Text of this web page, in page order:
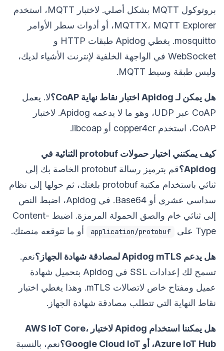
بروتوكول MQTT بشكل أصلي. لاختبار MQTT، استخدم
MQTTX، MQTT Explorer، أو أدوات سطر الأوامر
mosquitto. يغطي Apidog طبقات HTTP و
WebSocket في الواجهة الخلفية لإنترنت الأشياء لديك،
وليس طبقة وسيط MQTT.
هل يمكن لـ Apidog اختبار نقاط نهاية CoAP؟
لا. يعمل
CoAP عبر UDP، وهو ما لا يدعمه Apidog. لاختبار
CoAP، استخدم copper4cr أو libcoap.
كيف يمكنني اختبار حمولات protobuf الثنائية في
Apidog؟
قم بترميز رسالة protobuf الخاصة بك إلى
ثنائي باستخدام مكتبة protobuf بلغتك، ثم حولها إلى نظام
سداسي عشري أو Base64. في Apidog، اضبط النص
إلى ثنائي خام والصق الحمولة المرمزة. اضبط Content-
Type على
application/protobuf أو ما تتوقعه منصتك.
هل يدعم Apidog mTLS لمصادقة شهادة الجهاز؟
نعم.
تسمح لك إعدادات SSL في Apidog بتحميل شهادة
عميل ومفتاح خاص لاتصالات mTLS. وهذا يغطي اختبار
نقاط النهاية التي تتطلب مصادقة شهادة الجهاز.
هل يمكننا استخدام Apidog لاختبار AWS IoT Core،
Azure IoT Hub، أو Google Cloud IoT؟
نعم، بالنسبة